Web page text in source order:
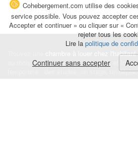
chambre à louer chez l'habitant
au mois ou à l'année pour de courts et
temporaire : des études, un stage, un
Cohebergement.com utilise des
service possible. Vous pouvez accepter
Accepter et continuer » ou cliquer sur «
rejeter tous les
Lire la politique de
Continuer sans accepter